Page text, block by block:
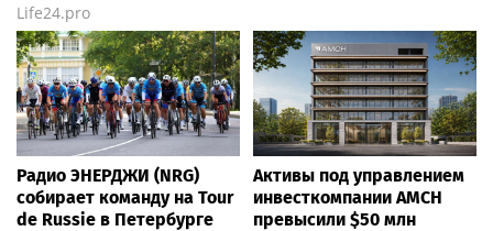
Life24.pro
Радио ЭНЕРДЖИ (NRG)
собирает команду на Tour
de Russie в Петербурге
Активы под управлением
инвесткомпании AMCH
превысили $50 млн